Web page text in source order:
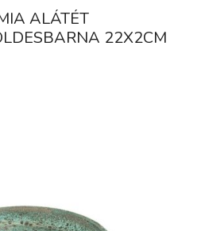
ALÁTÉT
22X2CM